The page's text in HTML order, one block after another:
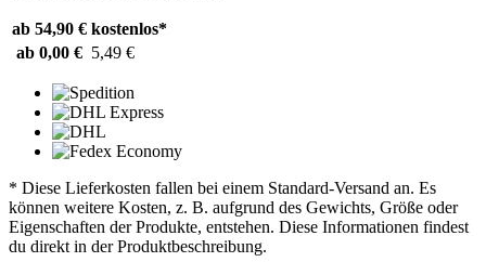
ab 54,90 € kostenlos*
ab 0,00 € 5,49 €
* Diese Lieferkosten fallen bei einem Standard-Versand an. Es
können weitere Kosten, z. B. aufgrund des Gewichts, Größe oder
Eigenschaften der Produkte, entstehen. Diese Informationen findest
du direkt in der Produktbeschreibung.